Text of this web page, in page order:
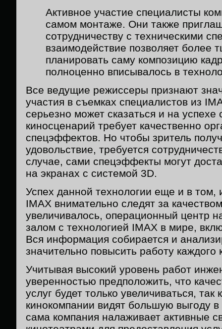
Активное участие специалисты
самом монтаже. Они также
сотрудничеству с техническими
взаимодействие позволяет более
планировать саму композицию
полноценно вписывалось в
Все ведущие режиссеры признают
участия в съемках специалистов из
серьезно может сказаться и на
киносценарий требует качественно
спецэффектов. Но чтобы зритель
удовольствие, требуется
случае, сами спецэффекты могут
на экранах с системой 3D.
Успех данной технологии еще и в
IMAX внимательно следят за
увеличивалось, операционный центр
залом с технологией IMAX в мире,
Вся информация собирается и
значительно повысить работу каждого
Учитывая высокий уровень работ
уверенностью предположить, что
услуг будет только увеличиваться, так
кинокомпании видят большую выгоду
сама компания налаживает активные